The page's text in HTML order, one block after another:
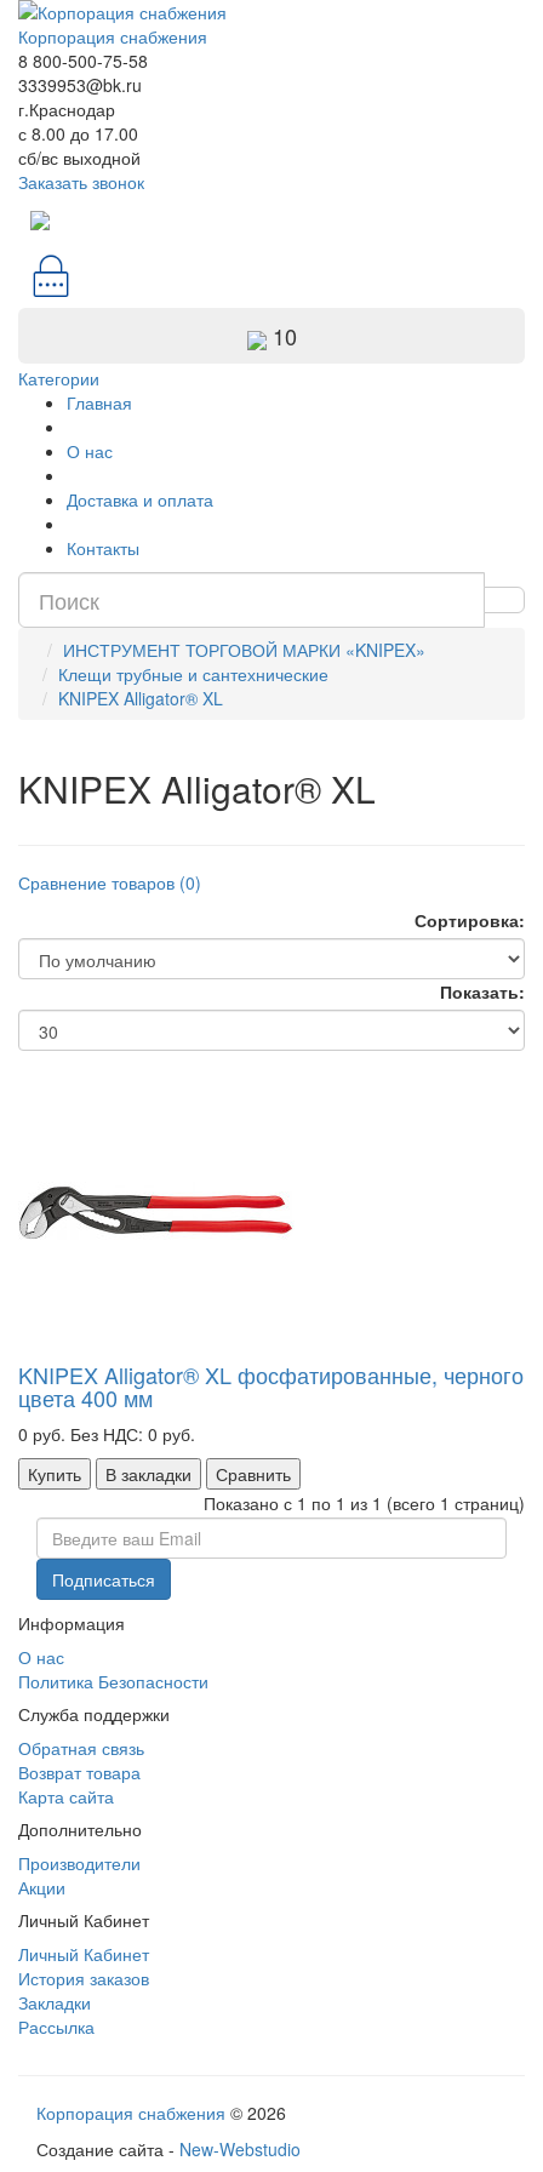
Корпорация снабжения
8 800-500-75-58
3339953@bk.ru
г.Краснодар
с 8.00 до 17.00
сб/вс выходной
Заказать звонок
10
Категории
Главная
О нас
Доставка и оплата
Контакты
ИНСТРУМЕНТ ТОРГОВОЙ МАРКИ «KNIPEX»
Клещи трубные и сантехнические
KNIPEX Alligator® XL
KNIPEX Alligator® XL
Сравнение товаров (0)
Сортировка:
Показать:
KNIPEX Alligator® XL фосфатированные, черного
цвета 400 мм
0 руб. Без НДС: 0 руб.
Купить
В закладки
Сравнить
Показано с 1 по 1 из 1 (всего 1 страниц)
Информация
О нас
Политика Безопасности
Служба поддержки
Обратная связь
Возврат товара
Карта сайта
Дополнительно
Производители
Акции
Личный Кабинет
Личный Кабинет
История заказов
Закладки
Рассылка
Корпорация снабжения © 2026
Создание сайта - New-Webstudio